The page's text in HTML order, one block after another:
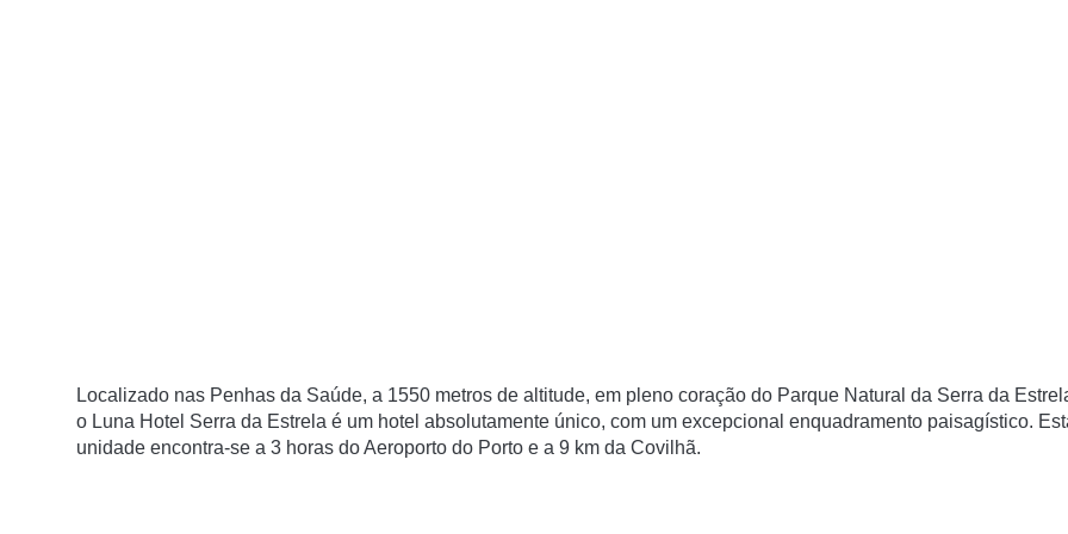
Localizado nas Penhas da Saúde, a 1550 metros de altitude, em pleno coração do Parque Natural da Serra da
o Luna Hotel Serra da Estrela é um hotel absolutamente único, com um excepcional enquadramento paisagístico.
unidade encontra-se a 3 horas do Aeroporto do Porto e a 9 km da Covilhã.